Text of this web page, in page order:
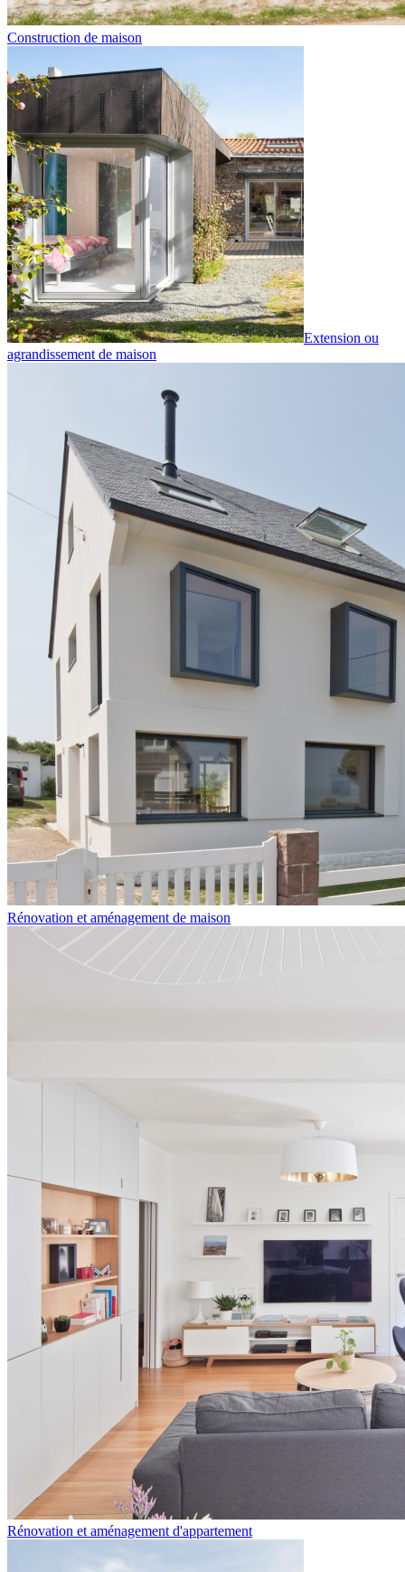
Construction de maison
Extension ou
agrandissement de maison
Rénovation et aménagement de maison
Rénovation et aménagement d'appartement